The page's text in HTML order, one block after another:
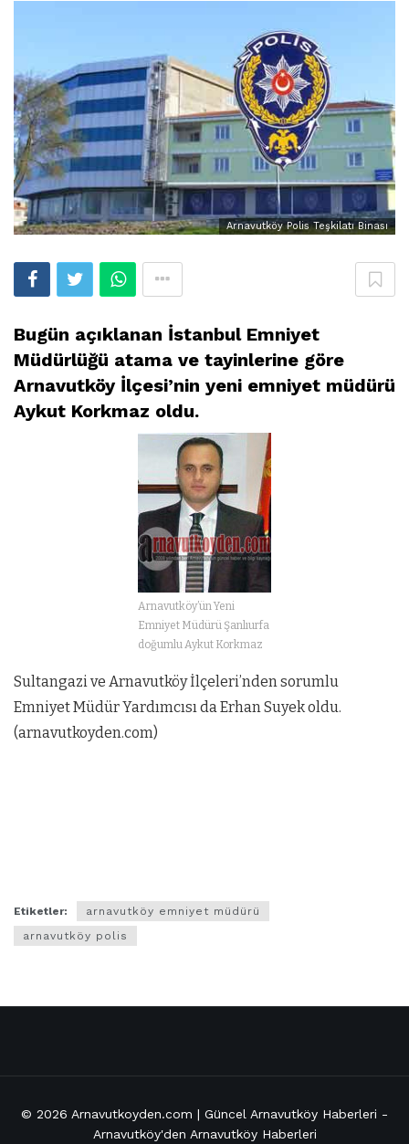
Arnavutköy Polis Teşkilatı Binası
Bugün açıklanan İstanbul Emniyet
Müdürlüğü atama ve tayinlerine göre
Arnavutköy İlçesi’nin yeni emniyet müdürü
Aykut Korkmaz oldu.
Arnavutköy’ün Yeni
Emniyet Müdürü Şanlıurfa
doğumlu Aykut Korkmaz
Sultangazi ve Arnavutköy İlçeleri’nden sorumlu
Emniyet Müdür Yardımcısı da Erhan Suyek oldu.
(arnavutkoyden.com)
Etiketler:
arnavutköy emniyet müdürü
arnavutköy polis
© 2026 Arnavutkoyden.com | Güncel Arnavutköy Haberleri -
Arnavutköy'den Arnavutköy Haberleri